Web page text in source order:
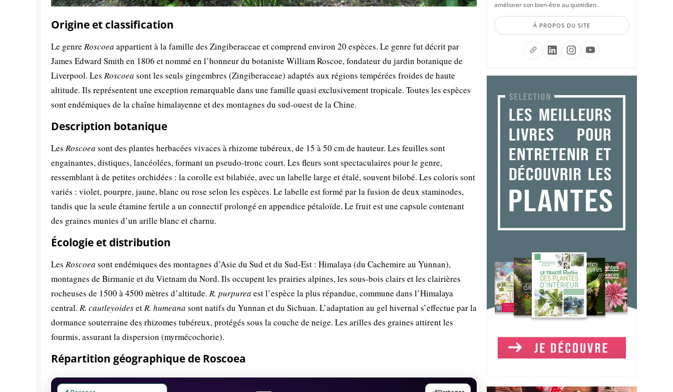
Origine et classification
Le genre Roscoea appartient à la famille des Zingiberaceae et comprend environ 20 espèces. Le genre fut décrit par
James Edward Smith en 1806 et nommé en l’honneur du botaniste William Roscoe, fondateur du jardin botanique de
Liverpool. Les Roscoea sont les seuls gingembres (Zingiberaceae) adaptés aux régions tempérées froides de haute
altitude. Ils représentent une exception remarquable dans une famille quasi exclusivement tropicale. Toutes les espèces
sont endémiques de la chaîne himalayenne et des montagnes du sud-ouest de la Chine.
Description botanique
Les Roscoea sont des plantes herbacées vivaces à rhizome tubéreux, de 15 à 50 cm de hauteur. Les feuilles sont
engainantes, distiques, lancéolées, formant un pseudo-tronc court. Les fleurs sont spectaculaires pour le genre,
ressemblant à de petites orchidées : la corolle est bilabiée, avec un labelle large et étalé, souvent bilobé. Les coloris sont
variés : violet, pourpre, jaune, blanc ou rose selon les espèces. Le labelle est formé par la fusion de deux staminodes,
tandis que la seule étamine fertile a un connectif prolongé en appendice pétaloïde. Le fruit est une capsule contenant
des graines munies d’un arille blanc et charnu.
Écologie et distribution
Les Roscoea sont endémiques des montagnes d’Asie du Sud et du Sud-Est : Himalaya (du Cachemire au Yunnan),
montagnes de Birmanie et du Vietnam du Nord. Ils occupent les prairies alpines, les sous-bois clairs et les clairières
rocheuses de 1500 à 4500 mètres d’altitude. R. purpurea est l’espèce la plus répandue, commune dans l’Himalaya
central. R. cautleyoidesetR. humeana sont natifs du Yunnan et du Sichuan. L’adaptation au gel hivernal s’effectue par la
dormance souterraine des rhizomes tubéreux, protégés sous la couche de neige. Les arilles des graines attirent les
fourmis, assurant la dispersion (myrmécochorie).
Répartition géographique de Roscoea
améliorer son bien-être au quotidien.
À PROPOS DU SITE